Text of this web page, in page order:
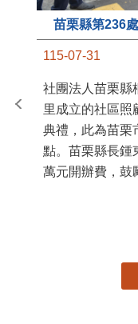
苗栗縣第236
115-07-31
社團法人苗栗縣
里成立的社區照
典禮，此為苗栗
點。苗栗縣長鍾
萬元開辦費，鼓